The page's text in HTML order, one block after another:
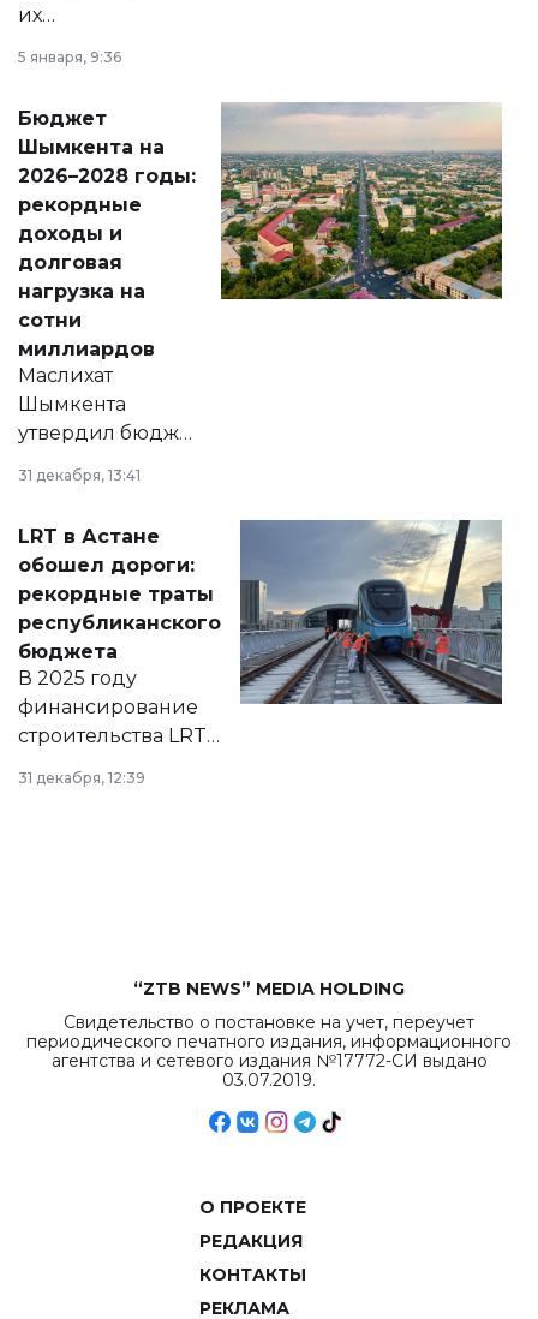
их
принести
народу
Венесуэлы.
5 января, 9:36
Бюджет
Шымкента на
2026–2028 годы:
рекордные
доходы и
долговая
нагрузка на
сотни
миллиардов
Маслихат
Шымкента
утвердил бюджет
города на 2026–
2028 годы.
документ
появился в базе
нормативных
правовых актов и
на сайте маслихат
города.
31 декабря, 13:41
LRT в Астане
обошел дороги:
рекордные траты
республиканского
бюджета
В 2025 году
финансирование
строительства LRT
в Астане из
республиканского
31 декабря, 12:39
“ZTB NEWS” MEDIA HOLDING
Свидетельство о постановке на учет, переучет
периодического печатного издания, информационного
агентства и сетевого издания №17772-СИ выдано
03.07.2019.
О ПРОЕКТЕ
РЕДАКЦИЯ
КОНТАКТЫ
РЕКЛАМА